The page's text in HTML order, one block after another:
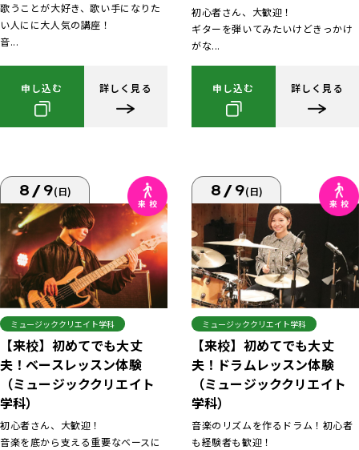
歌うことが大好き、歌い手になりた
い人にに大人気の講座！
音...
申し込む 詳しく見る
初心者さん、大歓迎！
ギターを弾いてみたいけどきっかけ
がな...
申し込む 詳しく見る
8/9(日)
ミュージッククリエイト学科
【来校】初めてでも大丈
夫！ベースレッスン体験
（ミュージッククリエイト
学科）
初心者さん、大歓迎！
音楽を底から支える重要なベースに
8/9(日)
ミュージッククリエイト学科
【来校】初めてでも大丈
夫！ドラムレッスン体験
（ミュージッククリエイト
学科）
音楽のリズムを作るドラム！初心者
も経験者も歓迎！